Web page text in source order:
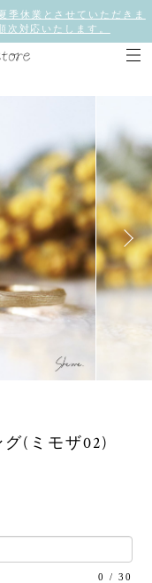
休業とさせていただきま
対応いたします。
(ミモザ02)
0 / 30